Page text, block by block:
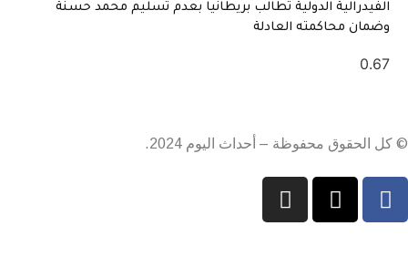
الفيدرالية الدولية تطالب بريطانيا بعدم تسليم محمد حسنة
وضمان محاكمته العادلة
© كل الحقوق محفوظة – أحداث اليوم 2024.